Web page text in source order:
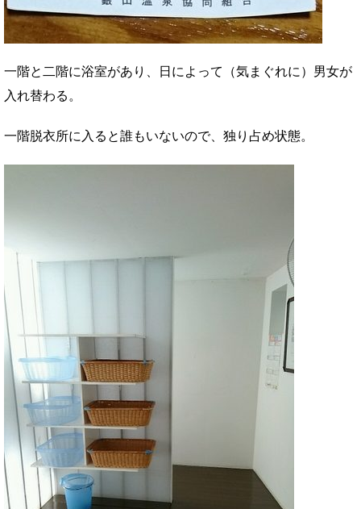
一階と二階に浴室があり、日によって（気まぐれに）男女が
入れ替わる。
一階脱衣所に入ると誰もいないので、独り占め状態。